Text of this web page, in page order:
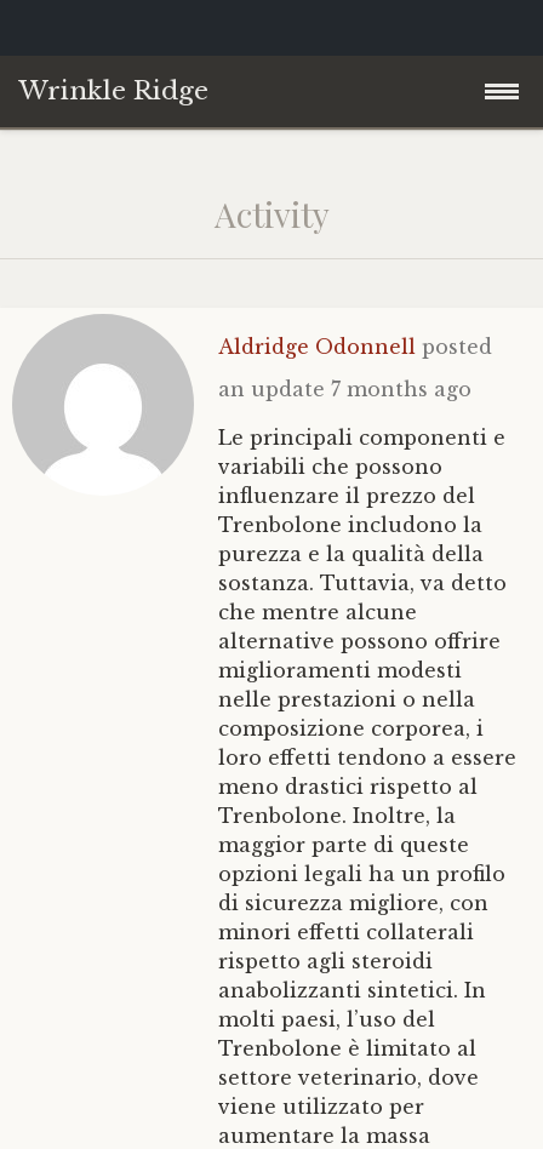
Wrinkle Ridge
Philosophy of Science
YouTube
Contact
Activity
Aldridge Odonnell posted
an update 7 months ago
Le principali componenti e
variabili che possono
influenzare il prezzo del
Trenbolone includono la
purezza e la qualità della
sostanza. Tuttavia, va detto
che mentre alcune
alternative possono offrire
miglioramenti modesti
nelle prestazioni o nella
composizione corporea, i
loro effetti tendono a essere
meno drastici rispetto al
Trenbolone. Inoltre, la
maggior parte di queste
opzioni legali ha un profilo
di sicurezza migliore, con
minori effetti collaterali
rispetto agli steroidi
anabolizzanti sintetici. In
molti paesi, l’uso del
Trenbolone è limitato al
settore veterinario, dove
viene utilizzato per
aumentare la massa